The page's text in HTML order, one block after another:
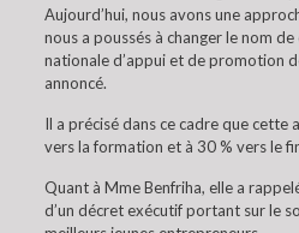
Aujourd’hui, nous avons une
nous a poussés à changer le nom
nationale d’appui et de promotion
annoncé.
Il a précisé dans ce cadre que cette
vers la formation et à 30 % vers le
Quant à Mme Benfriha, elle a
d’un décret exécutif portant sur le